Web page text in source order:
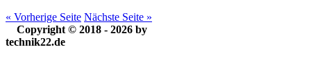
« Vorherige Seite Nächste Seite »
Copyright © 2018 - 2026 by
technik22.de